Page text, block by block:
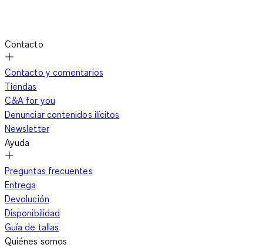
Contacto
Contacto y comentarios
Tiendas
C&A for you
Denunciar contenidos ilícitos
Newsletter
Ayuda
Preguntas frecuentes
Entrega
Devolución
Disponibilidad
Guía de tallas
Quiénes somos